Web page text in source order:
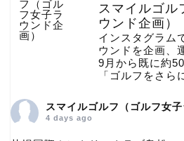
スマイルゴル
ウンド企画）
インスタグラム
ウンドを企画、
9月から既に約
「ゴルフをさら
スマイルゴルフ（ゴルフ女子
4 days ago